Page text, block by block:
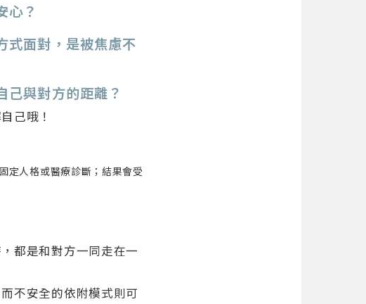
心？
式面對，是被焦慮不
己與對方的距離？
己哦！
定人格或醫療診斷；結果會受
都是和對方一同走在一
不安全的依附模式則可